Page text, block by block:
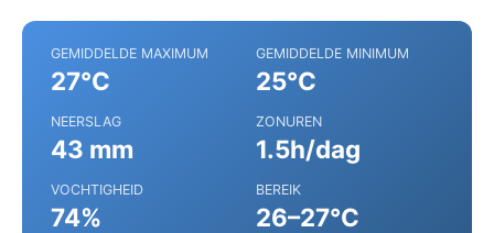
GEMIDDELDE MAXIMUM
27°C
GEMIDDELDE MINIMUM
25°C
NEERSLAG
43 mm
ZONUREN
1.5h/dag
VOCHTIGHEID
74%
BEREIK
26–27°C